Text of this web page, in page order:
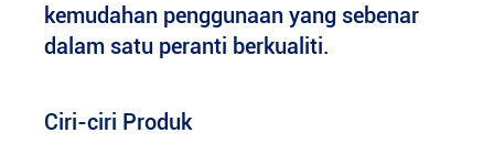
kemudahan penggunaan yang sebenar
dalam satu peranti berkualiti.
Ciri-ciri Produk